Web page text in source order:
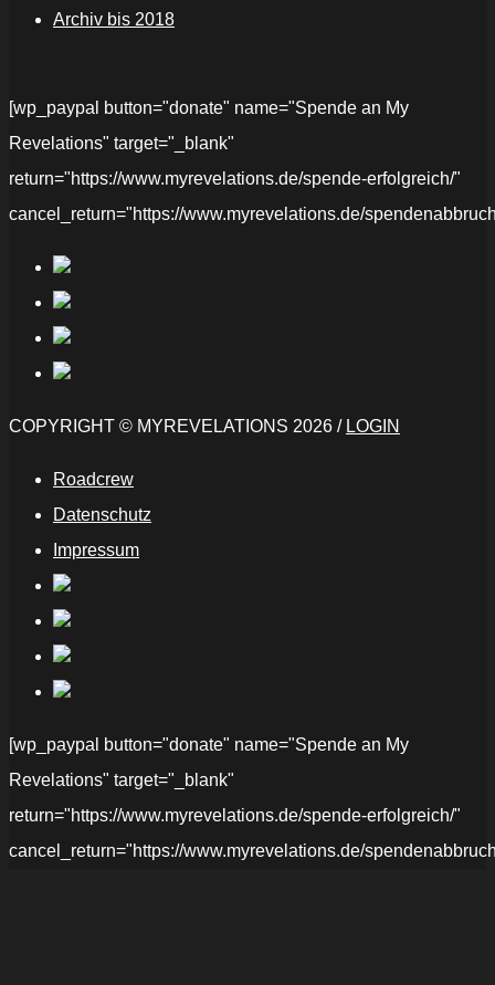
Archiv bis 2018
[wp_paypal button="donate" name="Spende an My
Revelations" target="_blank"
return="https://www.myrevelations.de/spende-erfolgreich/"
cancel_return="https://www.myrevelations.de/
COPYRIGHT © MYREVELATIONS 2026 / LOGIN
Roadcrew
Datenschutz
Impressum
[wp_paypal button="donate" name="Spende an My
Revelations" target="_blank"
return="https://www.myrevelations.de/spende-erfolgreich/"
cancel_return="https://www.myrevelations.de/